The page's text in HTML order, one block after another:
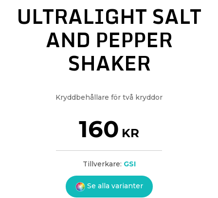
ULTRALIGHT SALT
AND PEPPER
SHAKER
Kryddbehållare för två kryddor
160 KR
Tillverkare: GSI
Se alla varianter